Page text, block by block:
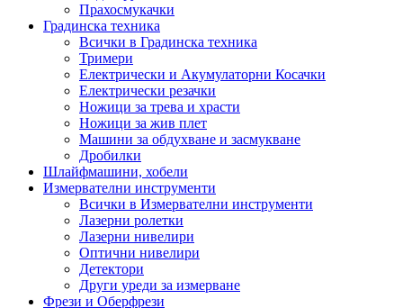
Прахосмукачки
Градинска техника
Всички в Градинска техника
Тримери
Електрически и Акумулаторни Косачки
Електрически резачки
Ножици за трева и храсти
Ножици за жив плет
Машини за обдухване и засмукване
Дробилки
Шлайфмашини, хобели
Измервателни инструменти
Всички в Измервателни инструменти
Лазерни ролетки
Лазерни нивелири
Оптични нивелири
Детектори
Други уреди за измерване
Фрези и Оберфрези